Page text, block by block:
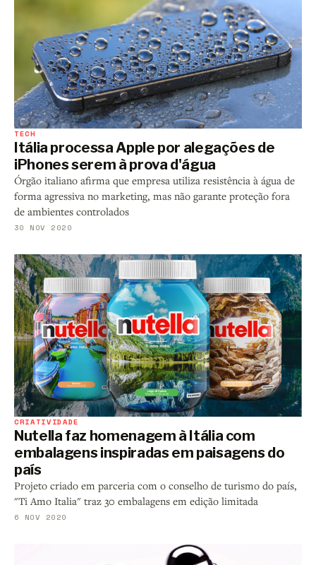
TECH
Itália processa Apple por alegações de
iPhones serem à prova d'água
Órgão italiano afirma que empresa utiliza resistência à água de
forma agressiva no marketing, mas não garante proteção fora
de ambientes controlados
30 NOV 2020
CRIATIVIDADE
Nutella faz homenagem à Itália com
embalagens inspiradas em paisagens do
país
Projeto criado em parceria com o conselho de turismo do país,
"Ti Amo Italia" traz 30 embalagens em edição limitada
6 NOV 2020